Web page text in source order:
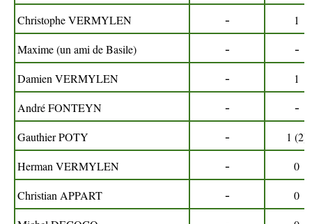
Christophe VERMYLEN -
1
Maxime (un ami de Basile)
- -
Damien VERMYLEN -
1
André FONTEYN
- -
Gauthier POTY -
1 (2)
Herman VERMYLEN
-
0
Christian APPART
-
0